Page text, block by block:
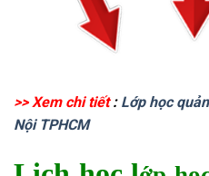
>> Xem chi tiết: Lớp học
Nội TPHCM